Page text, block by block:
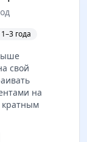
года
свой
на
кратным